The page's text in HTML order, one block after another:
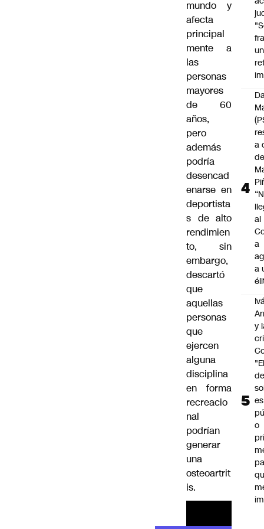
mundo y
afecta
principal
mente a
las
personas
mayores
de 60
años,
pero
además
podría
desencad
enarse en
deportista
s de alto
rendimien
to, sin
embargo,
descartó
que
aquellas
personas
que
ejercen
alguna
disciplina
en forma
recreacio
nal
podrían
generar
una
osteoartrit
is.
un
a
de
al
a
a
y
"El
es
o